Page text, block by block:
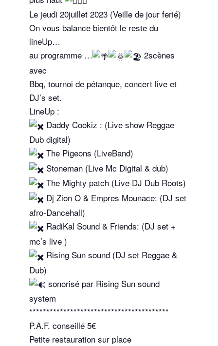
Le jeudi 20juillet 2023 (Veille de jour ferié)
On vous balance bientôt le reste du
lineUp…
au programme …
2scènes
avec
Bbq, tournoi de pétanque, concert live et
DJ’s set.
LineUp :
Daddy Cookiz : (Live show Reggae
Dub digital)
The Pigeons (LiveBand)
Stoneman (Live Mc Digital & dub)
The Mighty patch (Live DJ Dub Roots)
Dj Zion O & Empres Mounace: (DJ set
afro-Dancehall)
RadiKal Sound & Friends: (DJ set +
mc’s live )
Rising Sun sound (DJ set Reggae &
Dub)
sonorisé par Rising Sun sound
system
*****************************************
P.A.F. conseillé 5€
Petite restauration sur place